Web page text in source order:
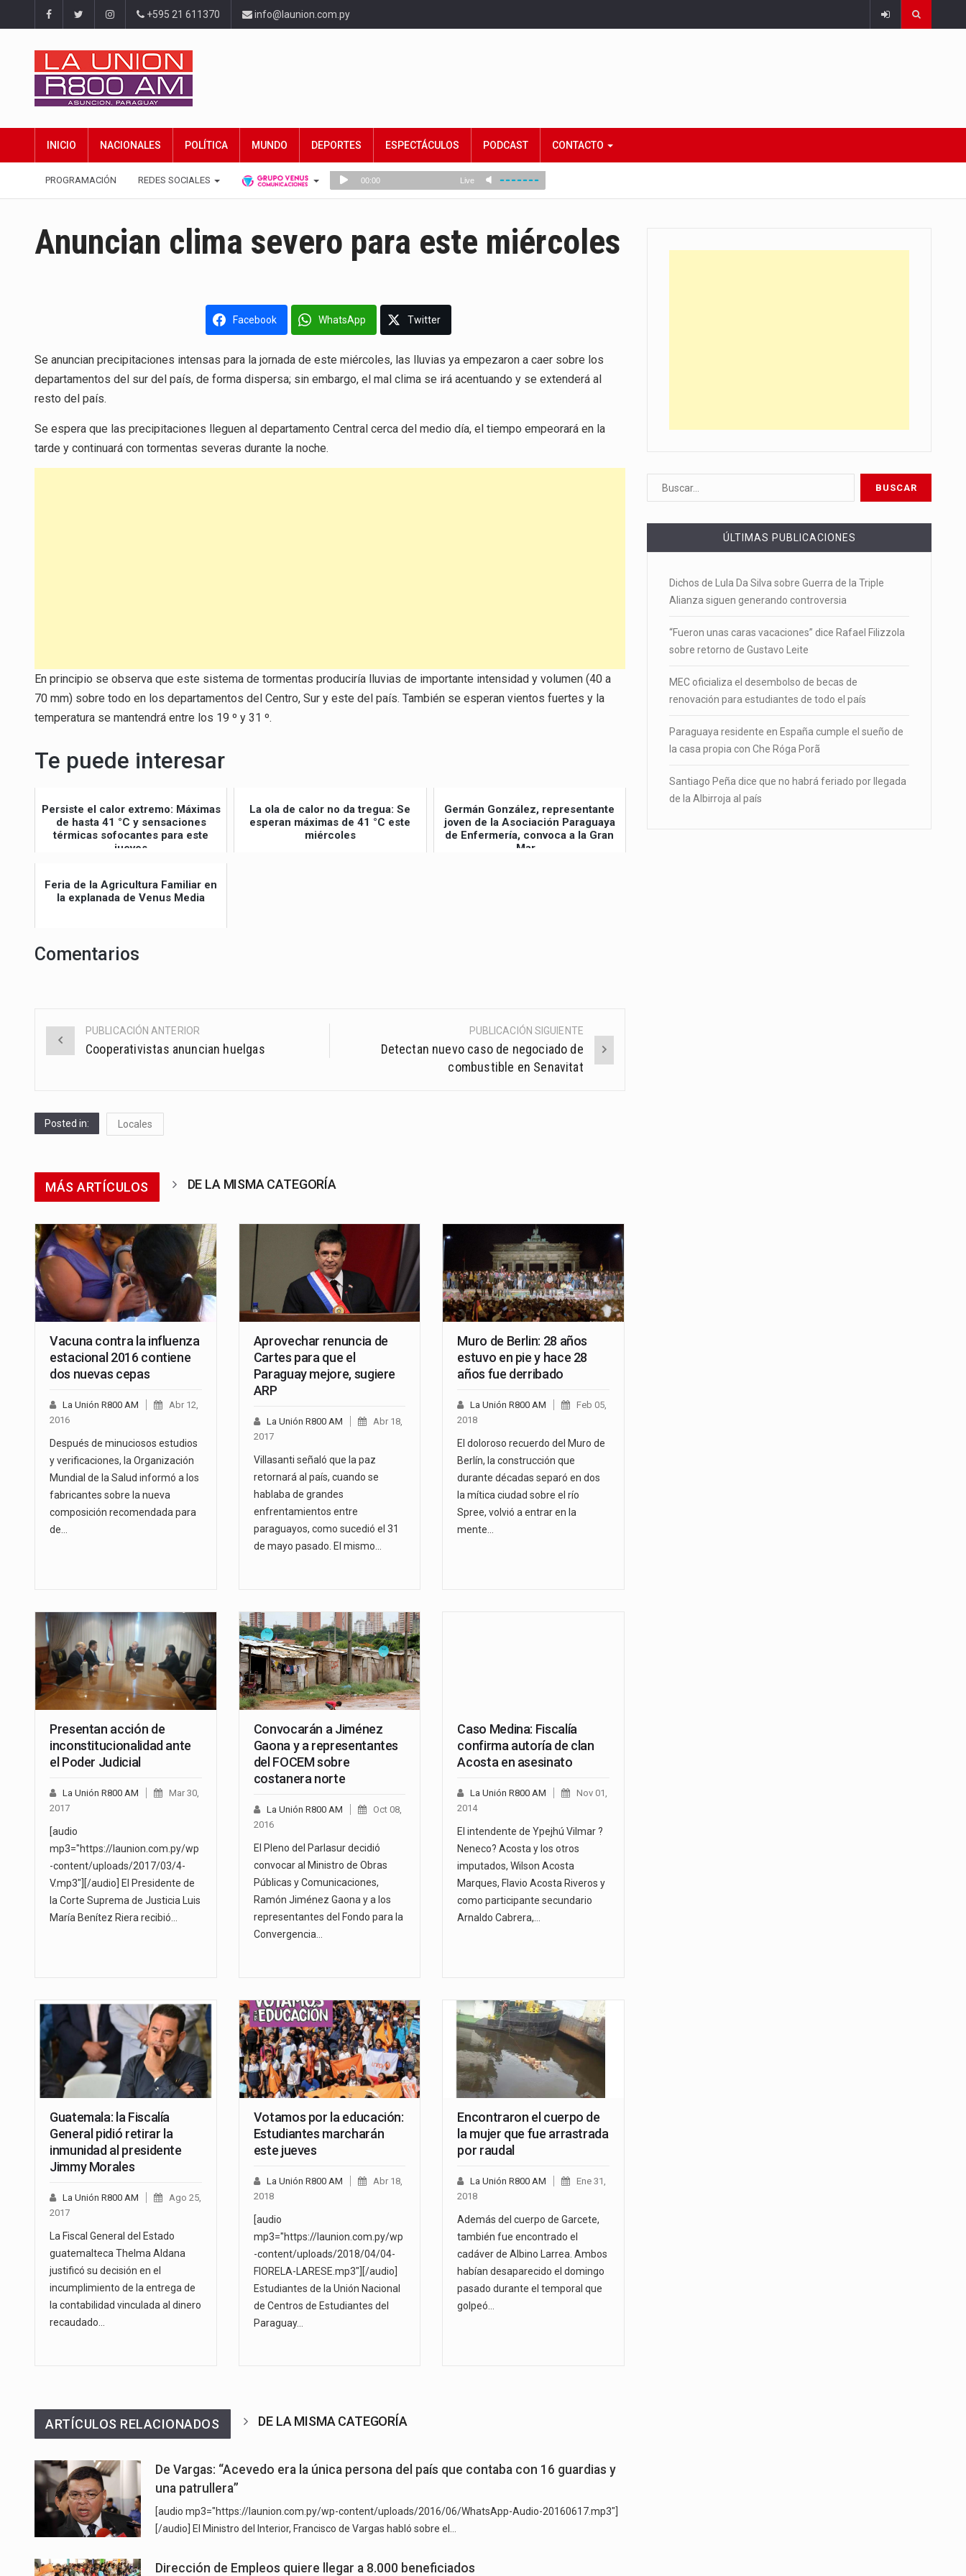
+595 21 611370 info@launion.com.py
INICIO NACIONALES POLÍTICA MUNDO DEPORTES ESPECTÁCULOS PODCAST CONTACTO
PROGRAMACIÓN REDES SOCIALES
Anuncian clima severo para este miércoles
Facebook WhatsApp Twitter
Se anuncian precipitaciones intensas para la jornada de este miércoles, las lluvias ya empezaron a caer sobre los
departamentos del sur del país, de forma dispersa; sin embargo, el mal clima se irá acentuando y se extenderá al
resto del país.
Se espera que las precipitaciones lleguen al departamento Central cerca del medio día, el tiempo empeorará en la
tarde y continuará con tormentas severas durante la noche.
En principio se observa que este sistema de tormentas produciría lluvias de importante intensidad y volumen (40 a
70 mm) sobre todo en los departamentos del Centro, Sur y este del país. También se esperan vientos fuertes y la
temperatura se mantendrá entre los 19 º y 31 º.
Te puede interesar
Persiste el calor extremo: Máximas
de hasta 41 °C y sensaciones
térmicas sofocantes para este
jueves
La ola de calor no da tregua: Se
esperan máximas de 41 °C este
miércoles
Germán González, representante
joven de la Asociación Paraguaya
de Enfermería, convoca a la Gran
Mar...
Feria de la Agricultura Familiar en
la explanada de Venus Media
Comentarios
Post
navigation
PUBLICACIÓN ANTERIOR
Cooperativistas anuncian huelgas
PUBLICACIÓN SIGUIENTE
Detectan nuevo caso de negociado de
combustible en Senavitat
Posted in: Locales
MÁS ARTÍCULOS DE LA MISMA CATEGORÍA
Vacuna contra la influenza
estacional 2016 contiene
dos nuevas cepas
La Unión R800 AM
Abr 12,
2016
Después de minuciosos estudios
y verificaciones, la Organización
Mundial de la Salud informó a los
fabricantes sobre la nueva
composición recomendada para
de…
Aprovechar renuncia de
Cartes para que el
Paraguay mejore, sugiere
ARP
La Unión R800 AM
Abr 18,
2017
Villasanti señaló que la paz
retornará al país, cuando se
hablaba de grandes
enfrentamientos entre
paraguayos, como sucedió el 31
de mayo pasado. El mismo…
Muro de Berlin: 28 años
estuvo en pie y hace 28
años fue derribado
La Unión R800 AM
Feb 05,
2018
El doloroso recuerdo del Muro de
Berlín, la construcción que
durante décadas separó en dos
la mítica ciudad sobre el río
Spree, volvió a entrar en la
mente…
Presentan acción de
inconstitucionalidad ante
el Poder Judicial
La Unión R800 AM
Mar 30,
2017
[audio
mp3="https://launion.com.py/wp
-content/uploads/2017/03/4-
V.mp3"][/audio] El Presidente de
la Corte Suprema de Justicia Luis
María Benítez Riera recibió…
Convocarán a Jiménez
Gaona y a representantes
del FOCEM sobre
costanera norte
La Unión R800 AM
Oct 08,
2016
El Pleno del Parlasur decidió
convocar al Ministro de Obras
Públicas y Comunicaciones,
Ramón Jiménez Gaona y a los
representantes del Fondo para la
Convergencia…
Caso Medina: Fiscalía
confirma autoría de clan
Acosta en asesinato
La Unión R800 AM
Nov 01,
2014
El intendente de Ypejhú Vilmar ?
Neneco? Acosta y los otros
imputados, Wilson Acosta
Marques, Flavio Acosta Riveros y
como participante secundario
Arnaldo Cabrera,…
Guatemala: la Fiscalía
General pidió retirar la
inmunidad al presidente
Jimmy Morales
La Unión R800 AM
Ago 25,
2017
La Fiscal General del Estado
guatemalteca Thelma Aldana
justificó su decisión en el
incumplimiento de la entrega de
la contabilidad vinculada al dinero
recaudado…
Votamos por la educación:
Estudiantes marcharán
este jueves
La Unión R800 AM
Abr 18,
2018
[audio
mp3="https://launion.com.py/wp
-content/uploads/2018/04/04-
FIORELA-LARESE.mp3"][/audio]
Estudiantes de la Unión Nacional
de Centros de Estudiantes del
Paraguay…
Encontraron el cuerpo de
la mujer que fue arrastrada
por raudal
La Unión R800 AM
Ene 31,
2018
Además del cuerpo de Garcete,
también fue encontrado el
cadáver de Albino Larrea. Ambos
habían desaparecido el domingo
pasado durante el temporal que
golpeó…
ARTÍCULOS RELACIONADOS DE LA MISMA CATEGORÍA
De Vargas: “Acevedo era la única persona del país que contaba con 16 guardias y
una patrullera”
[audio mp3="https://launion.com.py/wp-content/uploads/2016/06/WhatsApp-Audio-20160617.mp3"]
[/audio] El Ministro del Interior, Francisco de Vargas habló sobre el…
Dirección de Empleos quiere llegar a 8.000 beneficiados
ÚLTIMAS PUBLICACIONES
Dichos de Lula Da Silva sobre Guerra de la Triple
Alianza siguen generando controversia
“Fueron unas caras vacaciones” dice Rafael Filizzola
sobre retorno de Gustavo Leite
MEC oficializa el desembolso de becas de
renovación para estudiantes de todo el país
Paraguaya residente en España cumple el sueño de
la casa propia con Che Róga Porã
Santiago Peña dice que no habrá feriado por llegada
de la Albirroja al país